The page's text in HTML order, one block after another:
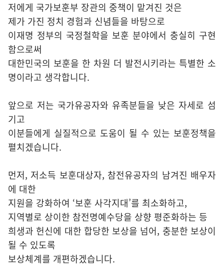
저에게 국가보훈부 장관의 중책이 맡겨진 것은
제가 가진 정치 경험과 신념들을 바탕으로
이재명 정부의 국정철학을 보훈 분야에서 충실히 구현
함으로써
대한민국의 보훈을 한 차원 더 발전시키라는 특별한 소
명이라고 생각합니다.
앞으로 저는 국가유공자와 유족분들을 낮은 자세로 섬
기고
이분들에게 실질적으로 도움이 될 수 있는 보훈정책을
펼치겠습니다.
먼저, 저소득 보훈대상자, 참전유공자의 남겨진 배우자
에 대한
지원을 강화하여 ‘보훈 사각지대’를 최소화하고,
지역별로 상이한 참전명예수당을 상향 평준화하는 등
희생과 헌신에 대한 합당한 보상을 넘어, 충분한 보상이
될 수 있도록
보상체계를 개편하겠습니다.